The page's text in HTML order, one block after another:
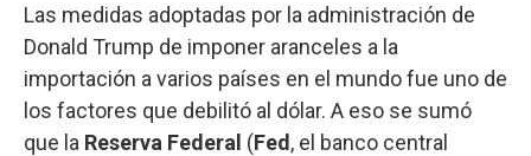
Las medidas adoptadas por la administración de
Donald Trump de imponer aranceles a la
importación a varios países en el mundo fue uno de
los factores que debilitó al dólar. A eso se sumó
que la Reserva Federal (Fed , el banco central